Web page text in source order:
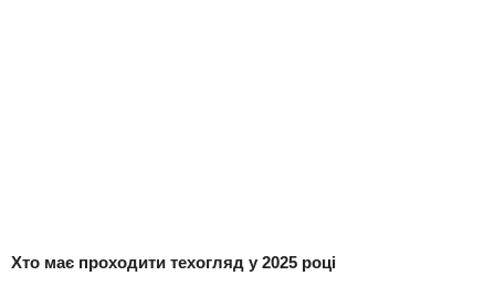
Хто має проходити техогляд у 2025 році